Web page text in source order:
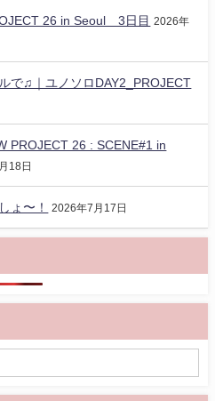
26 in Seoul 3日目
2026年
で♫｜ユノソロDAY2_PROJECT
PROJECT 26 : SCENE#1 in
18日
ょ〜！ 2026年7月17日